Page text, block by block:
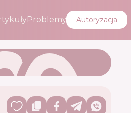
Problemy Autoryzacja